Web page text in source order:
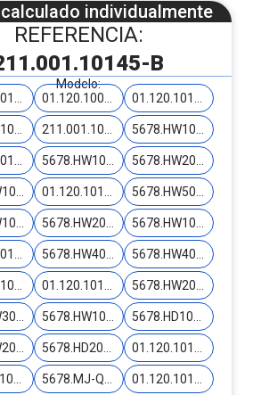
individualmente
REFERENCIA:
B
Modelo: